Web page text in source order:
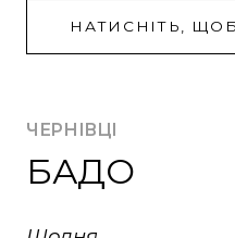
НАТИСНІТЬ,
ЧЕРНІВЦІ
БАДО